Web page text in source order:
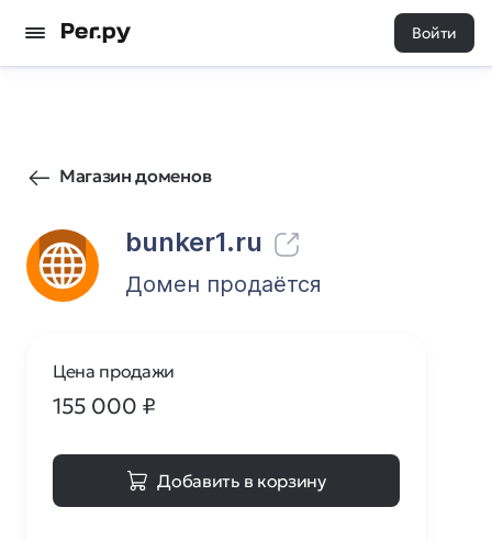
Войти
Магазин доменов
bunker1.ru
9 0
Домен продаётся
Цена продажи
155 000 ₽
Добавить в корзину